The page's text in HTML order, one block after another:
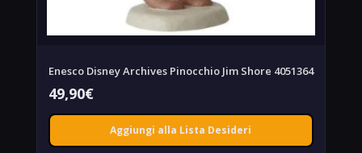
Enesco Disney Archives Pinocchio Jim Shore 4051364
49,90€
Aggiungi alla Lista Desideri